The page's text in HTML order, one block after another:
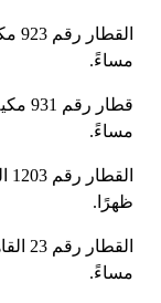
مساءً.
مساءً.
ظهرًا.
مساءً.